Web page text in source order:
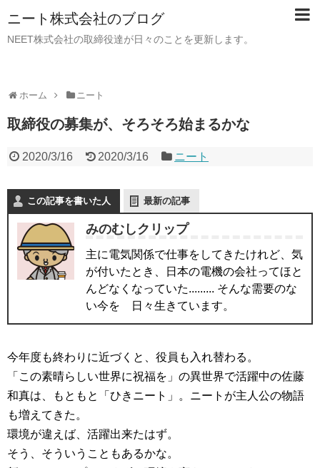
ニート株式会社のブログ
NEET株式会社の取締役達が日々のことを更新します。
ホーム ニート
取締役の募集が、そろそろ始まるかな
2020/3/16 2020/3/16 ニート
この記事を書いた人 最新の記事
みのむしクリップ
主に電気関係で仕事をしてきたけれど、気
が付いたとき、日本の電機の会社ってほと
んどなくなっていた......... そんな需要のな
い今を 日々生きています。
今年度も終わりに近づくと、役員も入れ替わる。
「この素晴らしい世界に祝福を」の異世界で活躍中の佐藤
和真は、もともと「ひきニート」。ニートが主人公の物語
も増えてきた。
環境が違えば、活躍出来たはず。
そう、そういうこともあるかな。